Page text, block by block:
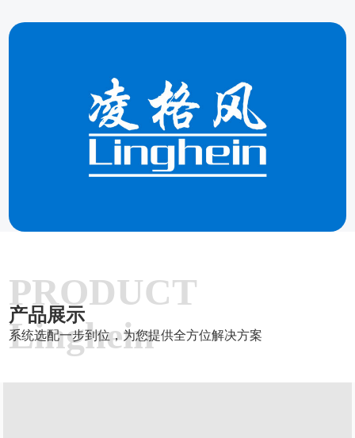
PRODUCT
Linghein
产品展示
系统选配一步到位，为您提供全方位解决方案